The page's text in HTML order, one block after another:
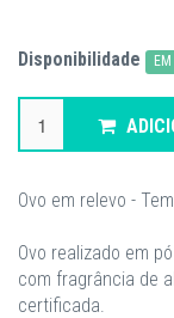
Disponibilidade
Ovo em relevo -
Ovo realizado em
com fragrância de
certificada.